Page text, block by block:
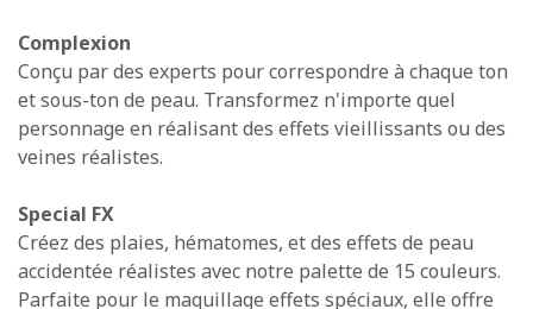
Complexion
Conçu par des experts pour correspondre à chaque ton
et sous-ton de peau. Transformez n'importe quel
personnage en réalisant des effets vieillissants ou des
veines réalistes.
Special FX
Créez des plaies, hématomes, et des effets de peau
accidentée réalistes avec notre palette de 15 couleurs.
Parfaite pour le maquillage effets spéciaux, elle offre